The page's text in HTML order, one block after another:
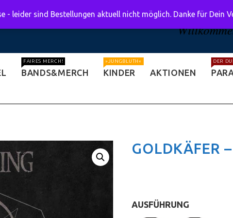
BANDS&MERCH
FAIRES MERCH!
KINDER
»JUNGBLUTH«
AKTIONEN
DER
GOLDKÄFER
AUSFÜHRUNG
- leider sind Bestellungen aktuell nicht möglich. Danke für Dein